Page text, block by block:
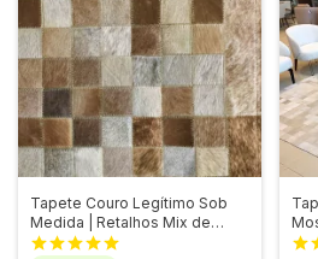
Tapete Couro Legítimo Sob
Medida | Retalhos Mix de
Bege